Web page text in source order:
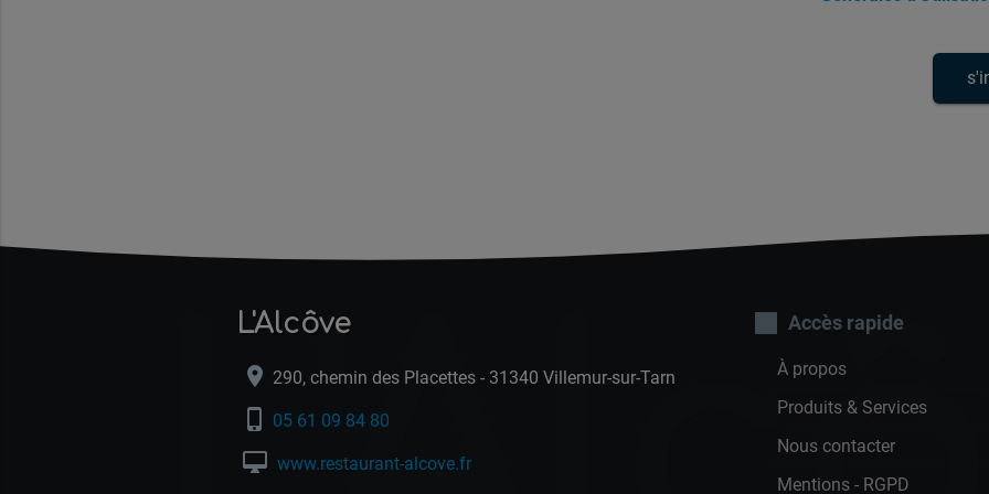
L'Alcôve
location_on 290, chemin des Placettes - 31340 Villemur-sur-Tarn
phone_iphone 05 61 09 84 80
desktop_mac www.restaurant-alcove.fr
Accès rapide
À propos
Produits & Services
Nous contacter
Mentions - RGPD